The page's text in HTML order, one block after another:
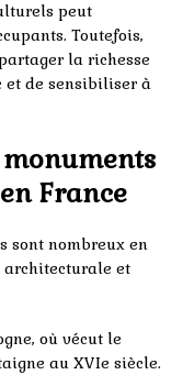
peut
Toutefois,
la richesse
et de sensibiliser à
France
sont nombreux en
architecturale et
où vécut le
au XVIe siècle.